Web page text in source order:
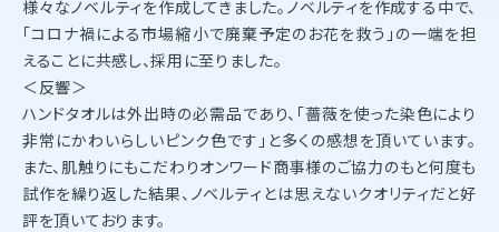
様々なノベルティを作成してきました。ノベルティを作成する中で、
「コロナ禍による市場縮小で廃棄予定のお花を救う」の一端を担
えることに共感し、採用に至りました。
＜反響＞
ハンドタオルは外出時の必需品であり、「薔薇を使った染色により
非常にかわいらしいピンク色です」と多くの感想を頂いています。
また、肌触りにもこだわりオンワード商事様のご協力のもと何度も
試作を繰り返した結果、ノベルティとは思えないクオリティだと好
評を頂いております。